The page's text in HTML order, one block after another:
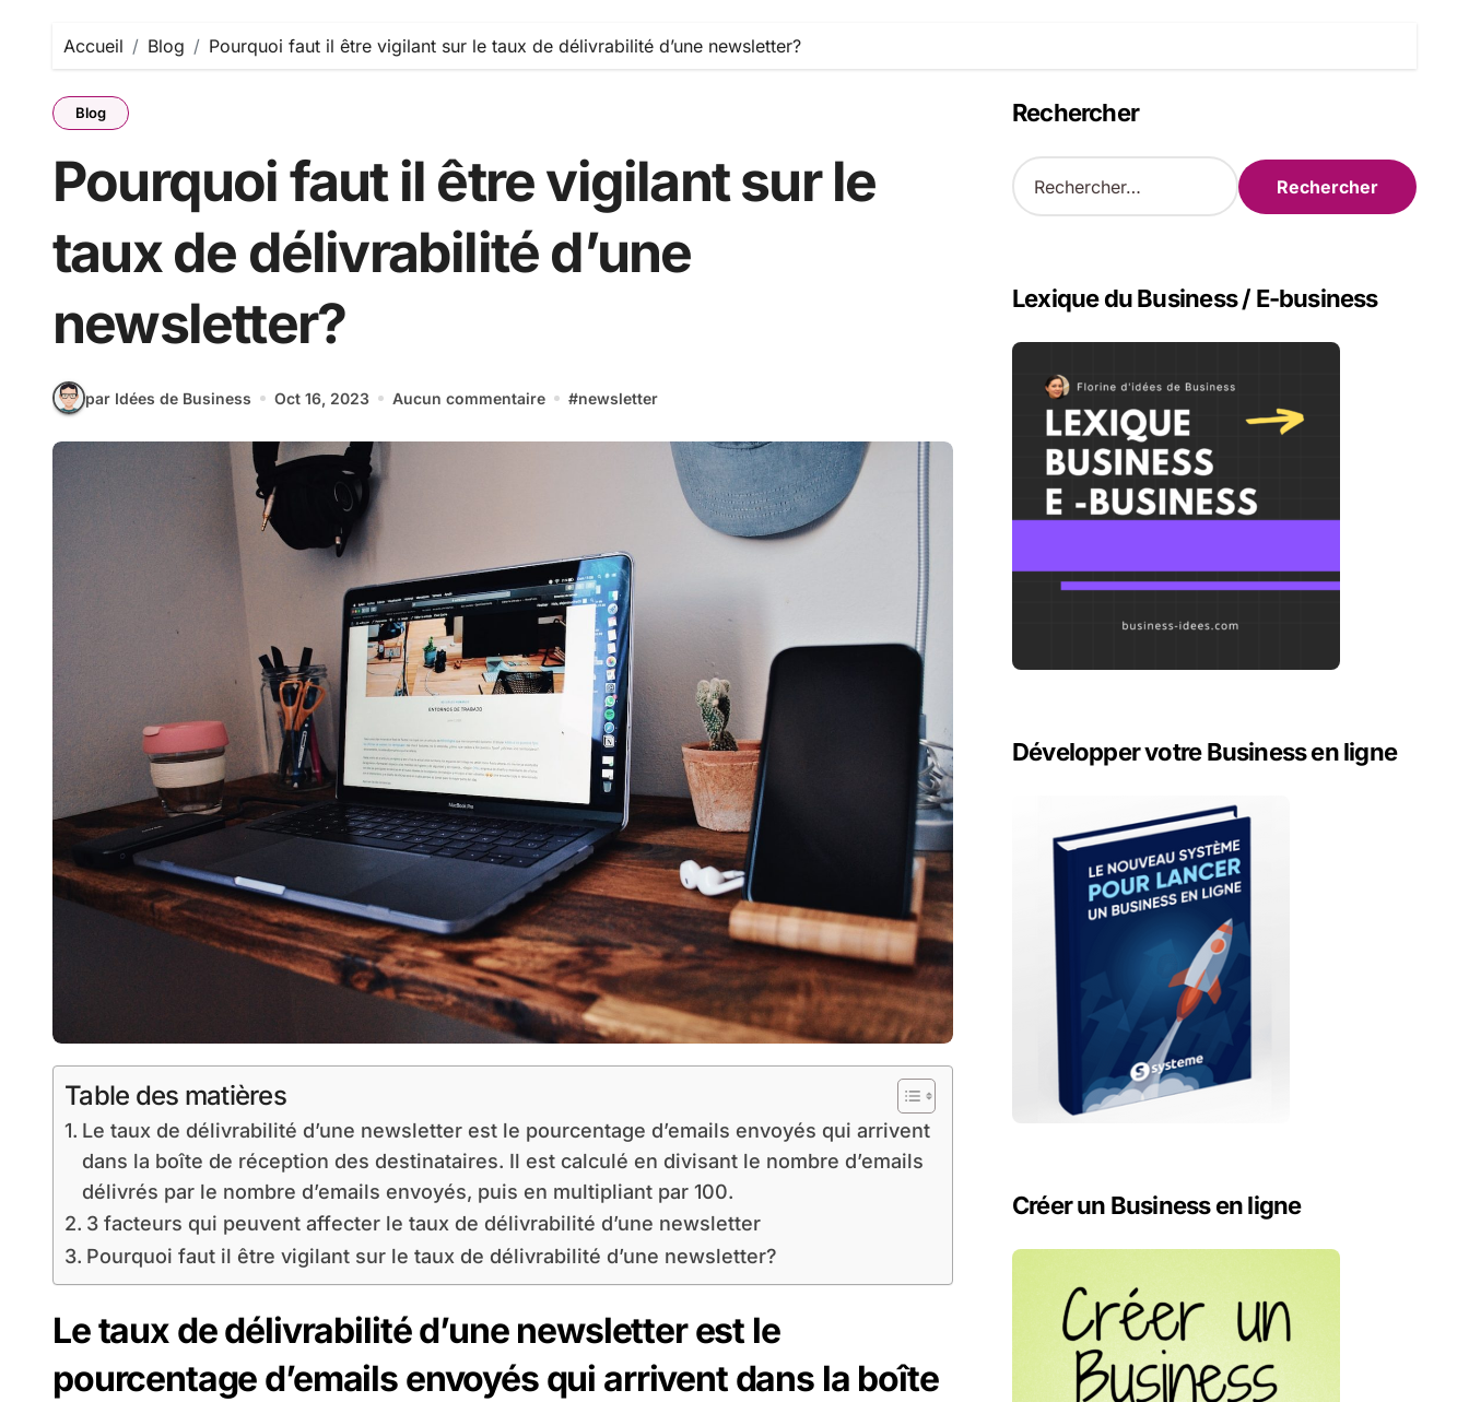
Accueil Blog Pourquoi faut il être vigilant sur le taux de délivrabilité d’une newsletter?
Blog
Pourquoi faut il être vigilant sur le
taux de délivrabilité d’une
newsletter?
par Idées de Business Oct 16, 2023 Aucun commentaire #newsletter
Table des matières
Le taux de délivrabilité d’une newsletter est le pourcentage d’emails envoyés qui arrivent
dans la boîte de réception des destinataires. Il est calculé en divisant le nombre d’emails
délivrés par le nombre d’emails envoyés, puis en multipliant par 100.
3 facteurs qui peuvent affecter le taux de délivrabilité d’une newsletter
Pourquoi faut il être vigilant sur le taux de délivrabilité d’une newsletter?
Le taux de délivrabilité d’une newsletter est le
pourcentage d’emails envoyés qui arrivent dans la boîte
Rechercher
R
e
r
c
Lexique du Business / E-business
Développer votre Business en ligne
Créer un Business en ligne